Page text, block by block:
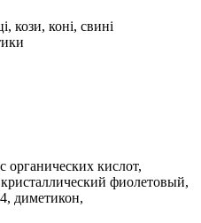
кози, коні, свині
органических кислот,
фиолетовый,
диметикон,